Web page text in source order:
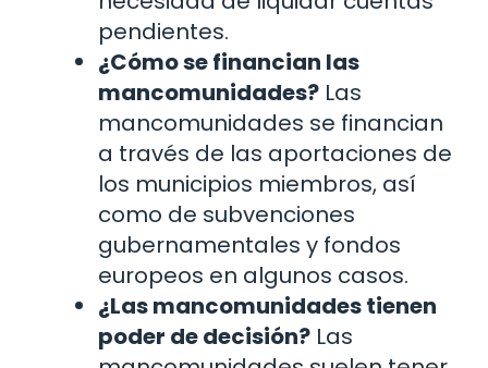
pendientes.
¿Cómo se financian las
mancomunidades? Las
mancomunidades se financian
a través de las aportaciones de
los municipios miembros, así
como de subvenciones
gubernamentales y fondos
europeos en algunos casos.
¿Las mancomunidades tienen
poder de decisión? Las